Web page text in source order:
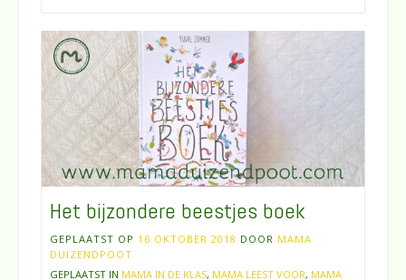
Het bijzondere beestjes boek
GEPLAATST OP 16 OKTOBER 2018 DOOR MAMA
DUIZENDPOOT
GEPLAATST IN MAMA IN DE KLAS, MAMA LEEST VOOR, MAMA